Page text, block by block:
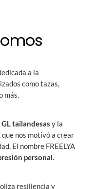
a la
como tazas,
más.
GL tailandesas y la
que nos motivó a crear
El nombre FREELYA
personal.
resiliencia y